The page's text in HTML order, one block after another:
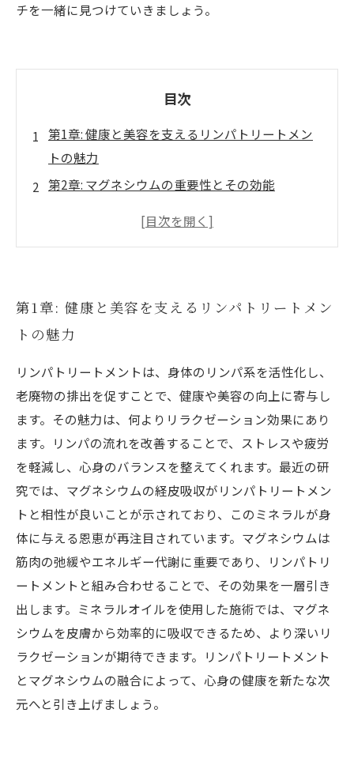
チを一緒に見つけていきましょう。
目次
第1章: 健康と美容を支えるリンパトリートメン
トの魅力
第2章: マグネシウムの重要性とその効能
第3章: リンパトリートメントとマグネシウムの
第5章: ミネラルオイルを使った新しい施術法
第6章: リンパの流れを改善するための実践的な
アプローチ
第7章: 健康を手に入れるためのリンパトリート
メントの未来
第1章: 健康と美容を支えるリンパトリートメン
トの魅力
リンパトリートメントは、身体のリンパ系を活性化し、
老廃物の排出を促すことで、健康や美容の向上に寄与し
ます。その魅力は、何よりリラクゼーション効果にあり
ます。リンパの流れを改善することで、ストレスや疲労
を軽減し、心身のバランスを整えてくれます。最近の研
究では、マグネシウムの経皮吸収がリンパトリートメン
トと相性が良いことが示されており、このミネラルが身
体に与える恩恵が再注目されています。マグネシウムは
筋肉の弛緩やエネルギー代謝に重要であり、リンパトリ
ートメントと組み合わせることで、その効果を一層引き
出します。ミネラルオイルを使用した施術では、マグネ
シウムを皮膚から効率的に吸収できるため、より深いリ
ラクゼーションが期待できます。リンパトリートメント
とマグネシウムの融合によって、心身の健康を新たな次
元へと引き上げましょう。